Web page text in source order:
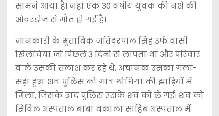
सामने आया है। जहां एक 30 वर्षीय युवक की नशे की
ओवरडोज से मौत हो गई है।
जानकारी के मुताबिक जतिंदरपाल सिंह उर्फ ​​वासी
खिलचियां जो पिछले 3 दिनों से लापता था और परिवार
वाले उसकी तलाश कर रहे थे, अचानक उसका गला-
सड़ा हुआ शव पुलिस को गांव थोथिया की झाड़ियों में
मिला, जिसके बाद पुलिस उसके शव को ले गई। शव को
सिविल अस्पताल बाबा बकाला साहिब अस्पताल में